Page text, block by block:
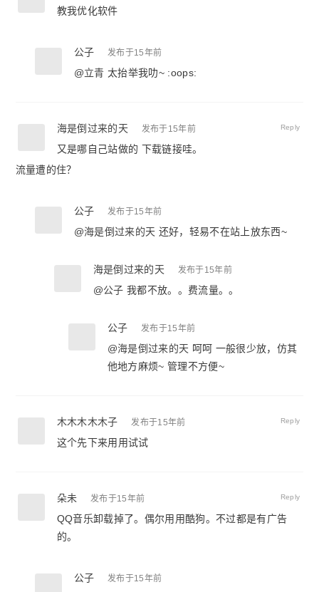
教我优化软件
公子 发布于15年前
@立青 太抬举我叻~ :oops:
Reply
海是倒过来的天 发布于15年前
又是哪自己站做的 下载链接哇。
流量遭的住？
公子 发布于15年前
@海是倒过来的天 还好，轻易不在站上放东西~
海是倒过来的天 发布于15年前
@公子 我都不放。。费流量。。
公子 发布于15年前
@海是倒过来的天 呵呵 一般很少放，仿其
他地方麻烦~ 管理不方便~
Reply
木木木木木子 发布于15年前
这个先下来用用试试
Reply
朵未 发布于15年前
QQ音乐卸载掉了。偶尔用用酷狗。不过都是有广告
的。
公子 发布于15年前